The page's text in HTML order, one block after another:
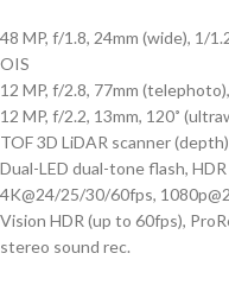
48 MP, f/1.8, 24mm (wide), 1/
OIS
12 MP, f/2.8, 77mm
12 MP, f/2.2, 13mm, 120˚
TOF 3D LiDAR scanner (depth)
Dual-LED dual-tone flash,
4K@24/25/30/60fps,
Vision HDR (up to 60fps),
stereo sound rec.